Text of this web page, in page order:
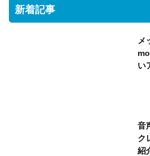
新着記事
メ
い
音
ク
紹